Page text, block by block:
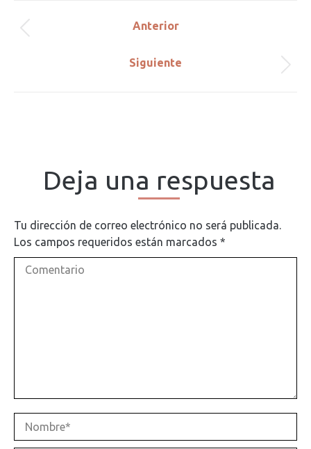
Navegación
Anterior
Siguiente
Deja una respuesta
Tu dirección de correo electrónico no será publicada.
Los campos requeridos están marcados *
Comentario
Nombre *